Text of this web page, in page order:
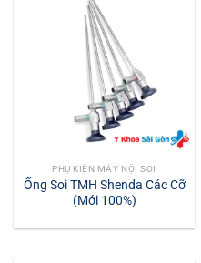
PHỤ KIỆN MÁY NỘI SOI
Ống Soi TMH Shenda Các Cỡ
(Mới 100%)